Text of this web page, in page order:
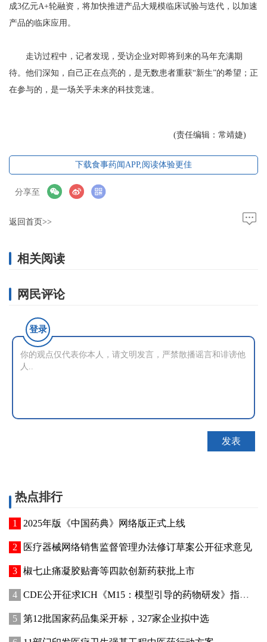
成3亿元A+轮融资，将加快推进产品大规模临床试验与迭代，以加速
产品的临床应用。
走访过程中，记者发现，受访企业对即将到来的马年充满期
待。他们深知，自己正在点亮的，是无数患者重获“新生”的希望；正
在参与的，是一场关乎未来的科技竞速。
(责任编辑：常靖婕)
下载食事药闻APP,阅读体验更佳
分享至
返回首页>>
相关阅读
网民评论
登录
热点排行
2025年版《中国药典》网络版正式上线
医疗器械网络销售监督管理办法修订草案公开征求意见
椒七止痛凝胶贴膏等四款创新药获批上市
CDE公开征求ICH《M15：模型引导的药物研发》指导原则实施建议和中文翻译稿意见
第12批国家药品集采开标，327家企业拟中选